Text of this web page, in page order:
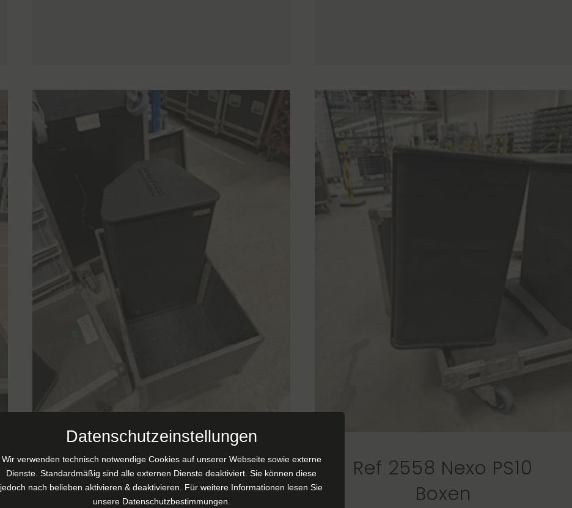
Ref 2559 Nexo PS15
Boxen
Ref 2558 Nexo PS10
Boxen
Datenschutzeinstellungen
Wir verwenden technisch notwendige Cookies auf unserer Webseite sowie externe
Dienste. Standardmäßig sind alle externen Dienste deaktiviert. Sie können diese
jedoch nach belieben aktivieren & deaktivieren. Für weitere Informationen lesen Sie
unsere Datenschutzbestimmungen